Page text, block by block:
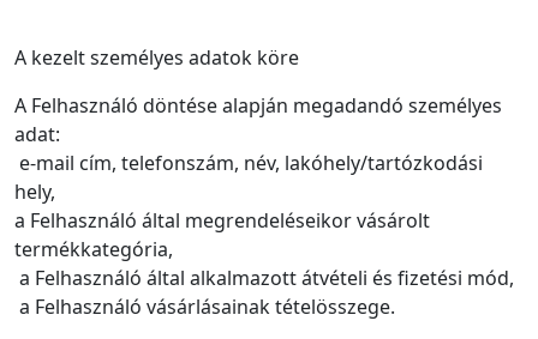
A kezelt személyes adatok köre
A Felhasználó döntése alapján megadandó személyes
adat:
e-mail cím, telefonszám, név, lakóhely/tartózkodási
hely,
a Felhasználó által megrendeléseikor vásárolt
termékkategória,
a Felhasználó által alkalmazott átvételi és fizetési mód,
a Felhasználó vásárlásainak tételösszege.